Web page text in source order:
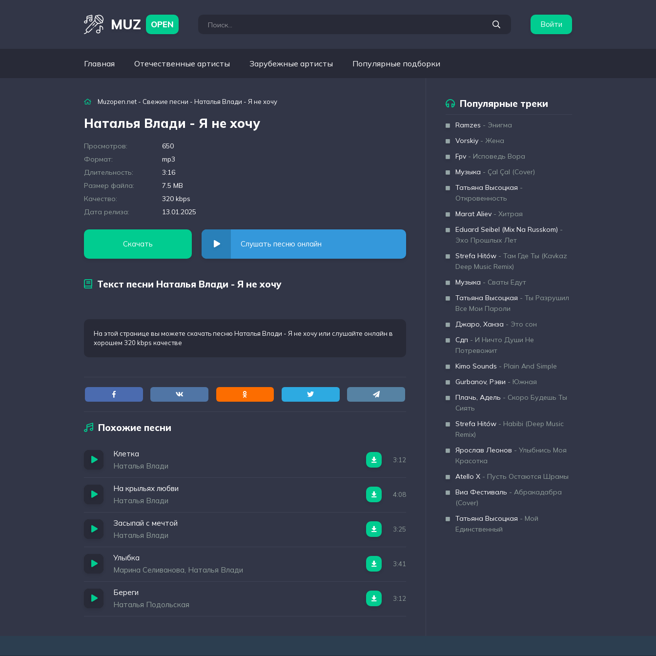
MUZ OPEN Войти
Главная Отечественные артисты Зарубежные артисты Популярные подборки
Muzopen.net - Свежие песни - Наталья Влади - Я не хочу
Наталья Влади - Я не хочу
Просмотров:
650
Формат:
mp3
Длительность:
3:16
Размер файла:
7.5 MB
Качество:
320 kbps
Дата релиза:
13.01.2025
Скачать Слушать песню онлайн
Текст песни Наталья Влади - Я не хочу
На этой странице вы можете скачать песню Наталья Влади - Я не хочуили слушайте онлайн в
хорошем 320 kbps качестве
Похожие песни
Клетка
Наталья Влади
3:12
На крыльях любви
Наталья Влади
4:08
Засыпай с мечтой
Наталья Влади
3:25
Улыбка
Марина Селиванова, Наталья Влади
3:41
Береги
Наталья Подольская
3:12
Популярные треки
Ramzes - Энигма
Vorskiy - Жена
Fpv - Исповедь Вора
Музыка - Çal Çal (Cover)
Татьяна Высоцкая -
Откровенность
Marat Aliev - Хитрая
Eduard Seibel (Mix Na Russkom) -
Эхо Прошлых Лет
Strefa Hitów - Там Где Ты (Kavkaz
Deep Music Remix)
Музыка - Сваты Едут
Татьяна Высоцкая - Ты Разрушил
Все Мои Пароли
Джаро, Ханза - Это сон
Сдп - И Ничто Души Не
Потревожит
Kimo Sounds - Plain And Simple
Gurbanov, Рэви - Южная
Плачь, Адель - Скоро Будешь Ты
Сиять
Strefa Hitów - Habibi (Deep Music
Remix)
Ярослав Леонов - Улыбнись Моя
Красотка
Atello X - Пусть Остаются Шрамы
Виа Фестиваль - Абракадабра
(Cover)
Татьяна Высоцкая - Мой
Единственный